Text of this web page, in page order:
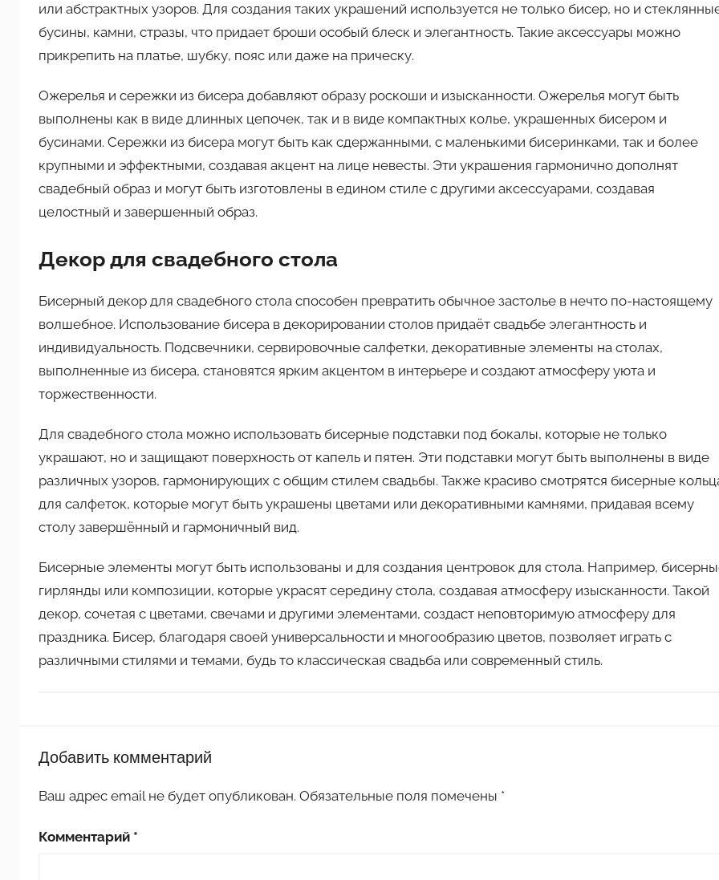
или абстрактных узоров. Для создания таких украшений используется не только бисер, но и
бусины, камни, стразы, что придает броши особый блеск и элегантность. Такие аксессуары можно
прикрепить на платье, шубку, пояс или даже на прическу.
Ожерелья и сережки из бисера добавляют образу роскоши и изысканности. Ожерелья могут быть
выполнены как в виде длинных цепочек, так и в виде компактных колье, украшенных бисером и
бусинами. Сережки из бисера могут быть как сдержанными, с маленькими бисеринками, так и более
крупными и эффектными, создавая акцент на лице невесты. Эти украшения гармонично дополнят
свадебный образ и могут быть изготовлены в едином стиле с другими аксессуарами, создавая
целостный и завершенный образ.
Декор для свадебного стола
Бисерный декор для свадебного стола способен превратить обычное застолье в нечто по-настоящему
волшебное. Использование бисера в декорировании столов придаёт свадьбе элегантность и
индивидуальность. Подсвечники, сервировочные салфетки, декоративные элементы на столах,
выполненные из бисера, становятся ярким акцентом в интерьере и создают атмосферу уюта и
торжественности.
Для свадебного стола можно использовать бисерные подставки под бокалы, которые не только
украшают, но и защищают поверхность от капель и пятен. Эти подставки могут быть выполнены в виде
различных узоров, гармонирующих с общим стилем свадьбы. Также красиво смотрятся бисерные
для салфеток, которые могут быть украшены цветами или декоративными камнями, придавая всему
столу завершённый и гармоничный вид.
Бисерные элементы могут быть использованы и для создания центровок для стола. Например,
гирлянды или композиции, которые украсят середину стола, создавая атмосферу изысканности. Такой
декор, сочетая с цветами, свечами и другими элементами, создаст неповторимую атмосферу для
праздника. Бисер, благодаря своей универсальности и многообразию цветов, позволяет играть с
различными стилями и темами, будь то классическая свадьба или современный стиль.
о
е
к
Добавить комментарий
Ваш адрес email не будет опубликован. Обязательные поля помечены *
Комментарий *